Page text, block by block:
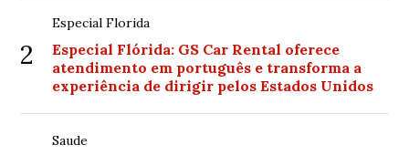
2
Especial Florida
Especial Flórida: GS Car Rental oferece
atendimento em português e transforma a
experiência de dirigir pelos Estados Unidos
Saude